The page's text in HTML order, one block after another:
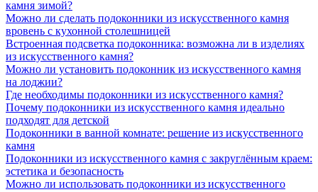
камня зимой?
Можно ли сделать подоконники из искусственного камня
вровень с кухонной столешницей
Встроенная подсветка подоконника: возможна ли в изделиях
из искусственного камня?
Можно ли установить подоконник из искусственного камня
на лоджии?
Где необходимы подоконники из искусственного камня?
Почему подоконники из искусственного камня идеально
подходят для детской
Подоконники в ванной комнате: решение из искусственного
камня
Подоконники из искусственного камня с закруглённым краем:
эстетика и безопасность
Можно ли использовать подоконники из искусственного